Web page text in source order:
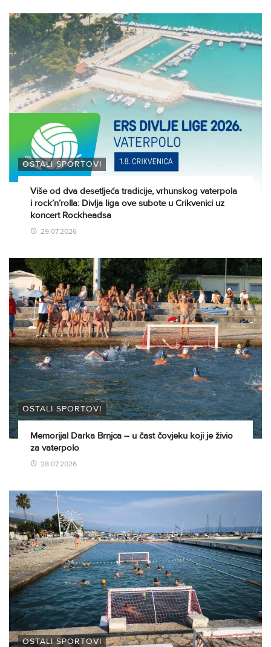
OSTALI SPORTOVI
Više od dva desetljeća tradicije, vrhunskog vaterpola
i rock’n’rolla: Divlja liga ove subote u Crikvenici uz
koncert Rockheadsa
29.07.2026
OSTALI SPORTOVI
Memorijal Darka Brnjca – u čast čovjeku koji je živio
za vaterpolo
28.07.2026
OSTALI SPORTOVI